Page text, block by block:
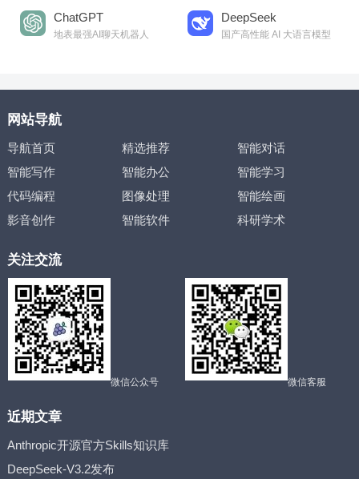
ChatGPT
地表最强AI聊天机器人
DeepSeek
国产高性能 AI 大语言模型
网站导航
导航首页 精选推荐
智能对话
智能写作
智能办公
智能学习
代码编程
图像处理
智能绘画
影音创作
智能软件 科研学术
关注交流
微信公众号 微信客服
近期文章
Anthropic开源官方Skills知识库
DeepSeek-V3.2发布